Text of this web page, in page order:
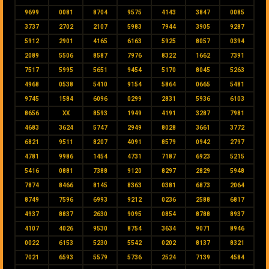
9699 0081 8704 9575 4143 3847 0085
3737 2702 2107 5983 7944 3905 9287
5912 2901 4165 6163 5925 8057 0394
2089 5506 8587 7976 8322 1662 7391
7517 5995 5651 9454 5170 8045 5263
4968 0538 5410 9154 5864 0665 5481
9745 1584 6096 0299 2831 5936 6103
8656 XX 8593 1949 4191 3287 7981
4683 3624 5747 2949 8028 3661 3772
6821 9511 8207 4091 8579 0942 2797
4781 9986 1454 4731 7187 6923 5215
5416 0881 7388 9120 8297 2829 5948
7874 8466 8145 8363 0381 6873 2064
8749 7596 6993 9212 0236 2588 6817
4937 8837 2630 9095 0854 8788 8937
4107 4026 9530 8754 3634 9071 8946
0022 6153 5230 5542 0202 8137 8321
7021 6593 5579 5736 2524 7139 4584